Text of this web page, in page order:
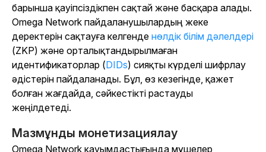
барынша қауіпсіздікпен сақтай және басқара алады.
Omega Network пайдаланушылардың жеке
деректерін сақтауға келгенде нөлдік білім дәлелдері
(ZKP) және орталықтандырылмаған
идентификаторлар (DIDs) сияқты күрделі шифрлау
әдістерін пайдаланады. Бұл, өз кезегінде, қажет
болған жағдайда, сәйкестікті растауды
жеңілдетеді.
Мазмұнды монетизациялау
Omega Network қауымдастығында мүшелер